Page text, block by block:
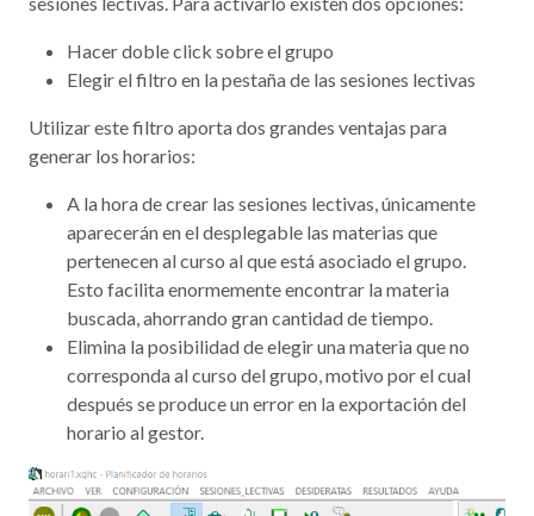
Hacer doble click sobre el grupo
Elegir el filtro en la pestaña de las sesiones lectivas
Utilizar este filtro aporta dos grandes ventajas para
generar los horarios:
A la hora de crear las sesiones lectivas, únicamente
aparecerán en el desplegable las materias que
pertenecen al curso al que está asociado el grupo.
Esto facilita enormemente encontrar la materia
buscada, ahorrando gran cantidad de tiempo.
Elimina la posibilidad de elegir una materia que no
corresponda al curso del grupo, motivo por el cual
después se produce un error en la exportación del
horario al gestor.